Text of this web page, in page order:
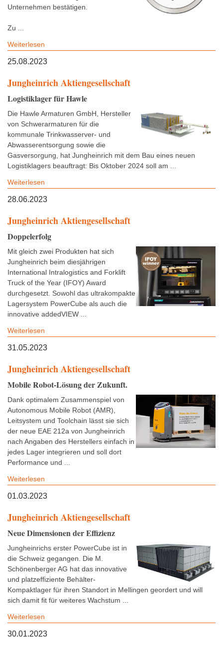
Unternehmen bestätigen.
Zu ...
Weiterlesen
25.08.2023
Jungheinrich Aktiengesellschaft
Logistiklager für Hawle
Die Hawle Armaturen GmbH, Hersteller
von Schwerarmaturen für die
kommunale Trinkwasserver- und
Abwasserentsorgung sowie die
Gasversorgung, hat Jungheinrich mit dem Bau eines neuen
Logistiklagers beauftragt: Bis Oktober 2024 soll am ...
Weiterlesen
28.06.2023
Jungheinrich Aktiengesellschaft
Doppelerfolg
Mit gleich zwei Produkten hat sich
Jungheinrich beim diesjährigen
International Intralogistics and Forklift
Truck of the Year (IFOY) Award
durchgesetzt. Sowohl das ultrakompakte
Lagersystem PowerCube als auch die
innovative addedVIEW ...
Weiterlesen
31.05.2023
Jungheinrich Aktiengesellschaft
Mobile Robot-Lösung der Zukunft.
Dank optimalem Zusammenspiel von
Autonomous Mobile Robot (AMR),
Leitsystem und Toolchain lässt sie sich
der neue EAE 212a von Jungheinrich
nach Angaben des Herstellers einfach in
jedes Lager integrieren und soll dort
Performance und ...
Weiterlesen
01.03.2023
Jungheinrich Aktiengesellschaft
Neue Dimensionen der Effizienz
Jungheinrichs erster PowerCube ist in
die Schweiz gegangen. Die M.
Schönenberger AG hat das innovative
und platzeffiziente Behälter-
Kompaktlager für ihren Standort in Mellingen geordert und will
sich damit fit für weiteres Wachstum ...
Weiterlesen
30.01.2023